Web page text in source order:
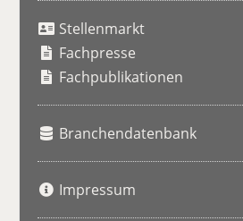
Stellenmarkt
Fachpresse
Fachpublikationen
Branchendatenbank
Impressum